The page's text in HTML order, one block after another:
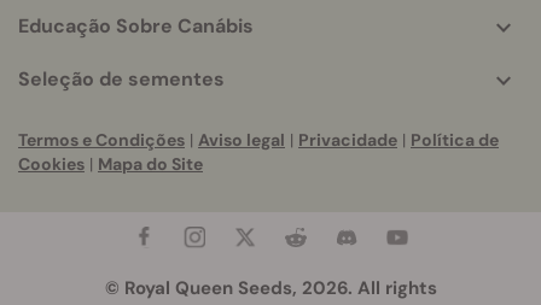
Educação Sobre Canábis
Seleção de sementes
Termos e Condições | Aviso legal | Privacidade | Política de
Cookies | Mapa do Site
© Royal Queen Seeds, 2026. All rights